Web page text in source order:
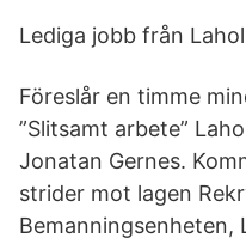
Lediga jobb från
Föreslår en timme
”Slitsamt arbete”
Jonatan Gernes.
strider mot lagen
Bemanningsenheten,